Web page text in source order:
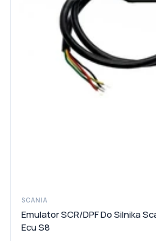
SCANIA
Emulator SCR/DPF Do Silnika
Ecu S8